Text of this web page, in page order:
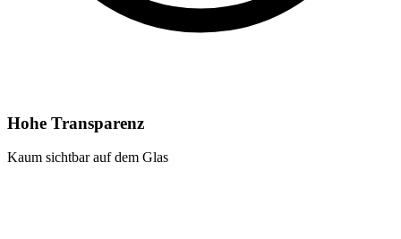
Hohe Transparenz
Kaum sichtbar auf dem Glas